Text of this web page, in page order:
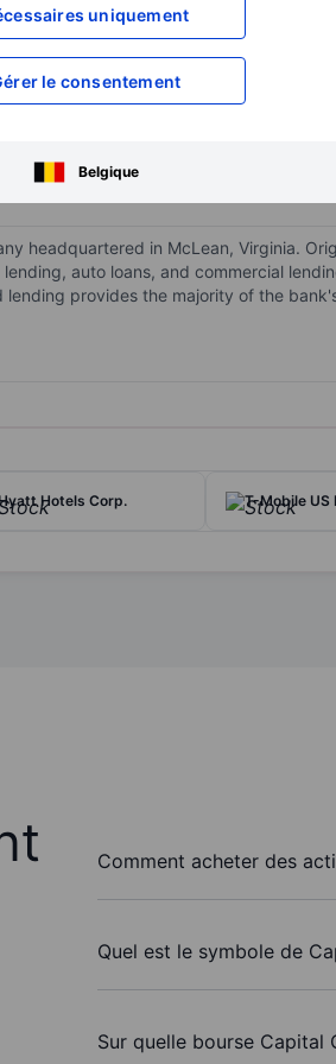
uniquement
le consentement
Belgique
XXXXXXX
XXXXXXX
pour
headquartered in McLean, Virginia.
auto loans, and commercial
provides the majority of the
Hyatt Hotels Corp. T-Mobile US
Comment acheter des
Quel est le symbole de
Sur quelle bourse Capital